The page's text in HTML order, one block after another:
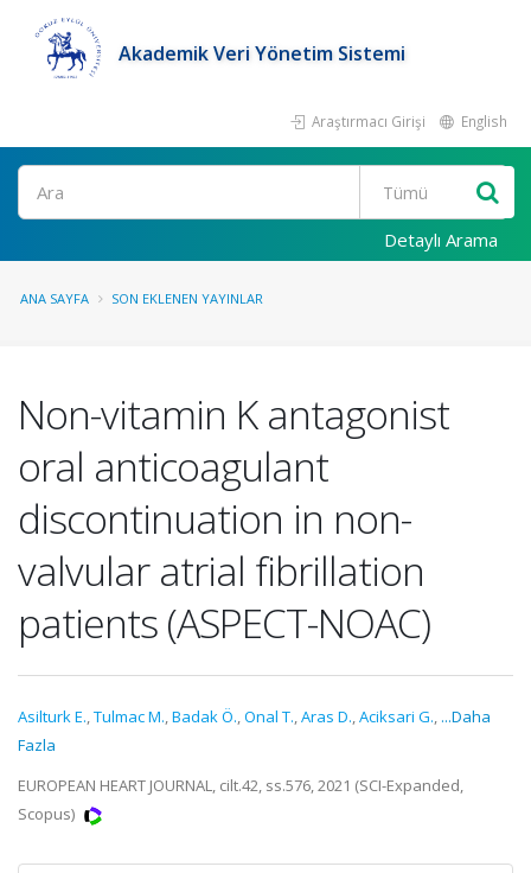
Akademik Veri Yönetim Sistemi
Araştırmacı Girişi English
Ara
Detaylı Arama
ANA SAYFA SON EKLENEN YAYINLAR
Non-vitamin K antagonist
oral anticoagulant
discontinuation in non-
valvular atrial fibrillation
patients (ASPECT-NOAC)
Asilturk E.,Tulmac M.,Badak Ö.,Onal T.,Aras D.,Aciksari G., ...Daha
Fazla
EUROPEAN HEART JOURNAL, cilt.42, ss.576, 2021 (SCI-Expanded,
Scopus)